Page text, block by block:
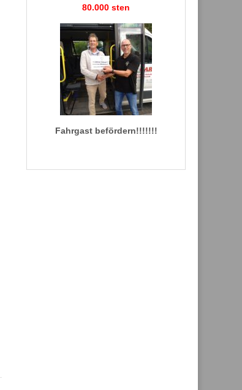
80.000 sten
Fahrgast befördern!!!!!!!